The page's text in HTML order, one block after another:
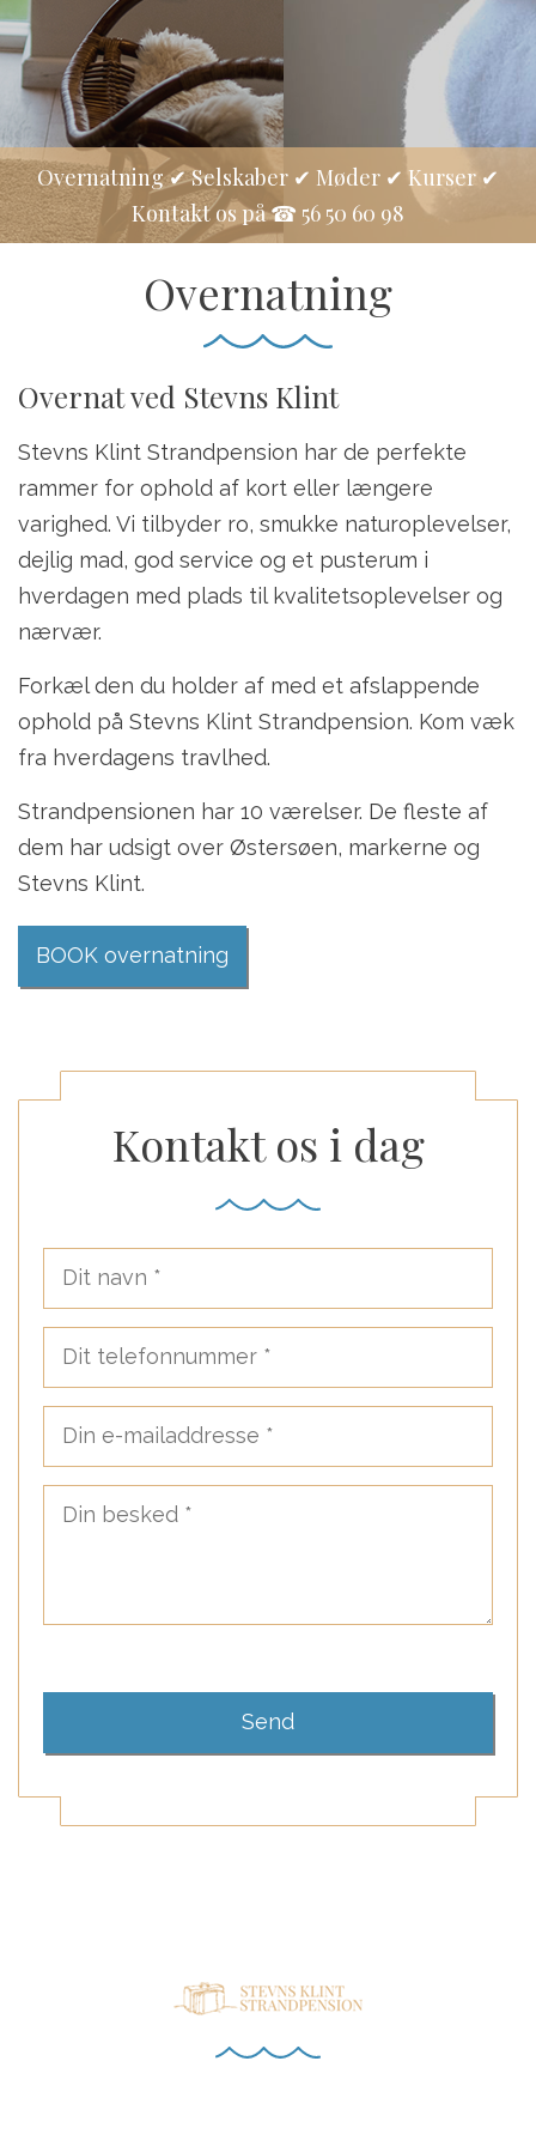
Overnatning ✔ Selskaber ✔ Møder ✔ Kurser ✔
Kontakt os på ☎ 56 50 60 98
Overnatning
Overnat ved Stevns Klint
Stevns Klint Strandpension har de perfekte
rammer for ophold af kort eller længere
varighed. Vi tilbyder ro, smukke naturoplevelser,
dejlig mad, god service og et pusterum i
hverdagen med plads til kvalitetsoplevelser og
nærvær.
Forkæl den du holder af med et afslappende
ophold på Stevns Klint Strandpension. Kom væk
fra hverdagens travlhed.
Strandpensionen har 10 værelser. De fleste af
dem har udsigt over Østersøen, markerne og
Stevns Klint.
BOOK overnatning
Kontakt os i dag